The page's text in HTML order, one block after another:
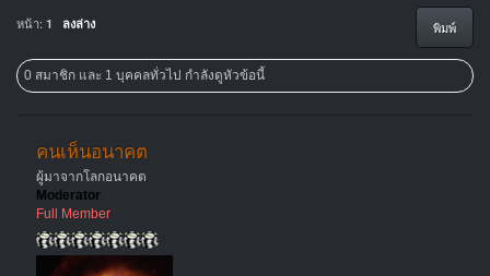
พิมพ์
หน้า: 1 ลงล่าง
0 สมาชิก และ 1 บุคคลทั่วไป กำลังดูหัวข้อนี้
คนเห็นอนาคต
ผู้มาจากโลกอนาคต
Moderator
Full Member